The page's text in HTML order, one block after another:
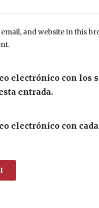
email, and website in this
electrónico con los
entrada.
electrónico con